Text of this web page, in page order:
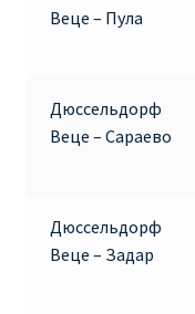
Веце – Пула
Дюссельдорф
Веце – Сараево
Дюссельдорф
Веце – Задар